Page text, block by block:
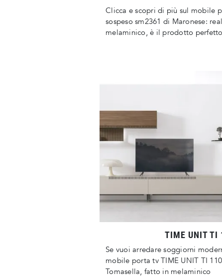
Clicca e scopri di più sul mobile
sospeso sm2361 di Maronese:
melaminico, è il prodotto
TIME UNIT TI
Se vuoi arredare soggiorni
mobile porta tv TIME UNIT TI
Tomasella, fatto in melaminico